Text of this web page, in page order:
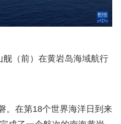
舰（前）在黄岩岛海域航行
。在第18个世界海洋日到来